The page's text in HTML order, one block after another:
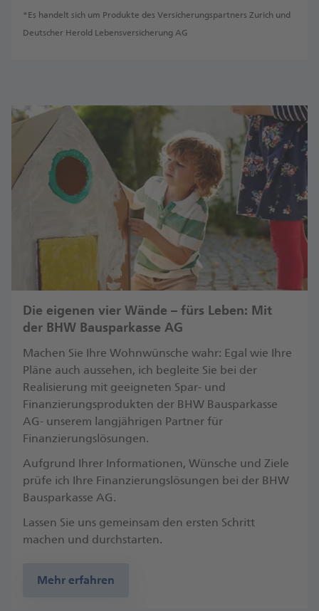
*Es handelt sich um Produkte des Versicherungspartners Zurich und
Deutscher Herold Lebensversicherung AG
Die eigenen vier Wände – fürs Leben: Mit
der BHW Bausparkasse AG
Machen Sie Ihre Wohnwünsche wahr: Egal wie Ihre
Pläne auch aussehen, ich begleite Sie bei der
Realisierung mit geeigneten Spar- und
Finanzierungsprodukten der BHW Bausparkasse
AG- unserem langjährigen Partner für
Finanzierungslösungen.
Aufgrund Ihrer Informationen, Wünsche und Ziele
prüfe ich Ihre Finanzierungslösungen bei der BHW
Bausparkasse AG.
Lassen Sie uns gemeinsam den ersten Schritt
machen und durchstarten.
Mehr erfahren